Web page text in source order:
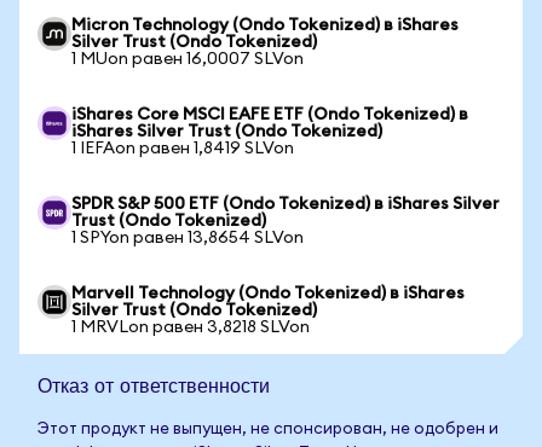
Micron Technology (Ondo Tokenized) в iShares
Silver Trust (Ondo Tokenized)
1 MUon равен 16,0007 SLVon
iShares Core MSCI EAFE ETF (Ondo Tokenized) в
iShares Silver Trust (Ondo Tokenized)
1 IEFAon равен 1,8419 SLVon
SPDR S&P 500 ETF (Ondo Tokenized) в iShares Silver
Trust (Ondo Tokenized)
1 SPYon равен 13,8654 SLVon
Marvell Technology (Ondo Tokenized) в iShares
Silver Trust (Ondo Tokenized)
1 MRVLon равен 3,8218 SLVon
Отказ от ответственности
Этот продукт не выпущен, не спонсирован, не одобрен и